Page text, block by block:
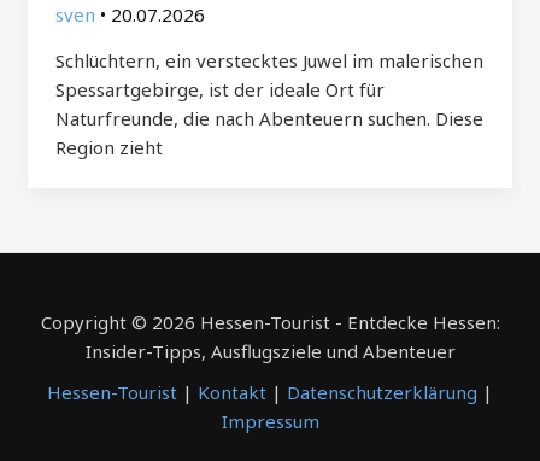
sven • 20.07.2026
Schlüchtern, ein verstecktes Juwel im malerischen
Spessartgebirge, ist der ideale Ort für
Naturfreunde, die nach Abenteuern suchen. Diese
Region zieht
Copyright © 2026 Hessen-Tourist - Entdecke Hessen:
Insider-Tipps, Ausflugsziele und Abenteuer
Hessen-Tourist | Kontakt | Datenschutzerklärung |
Impressum